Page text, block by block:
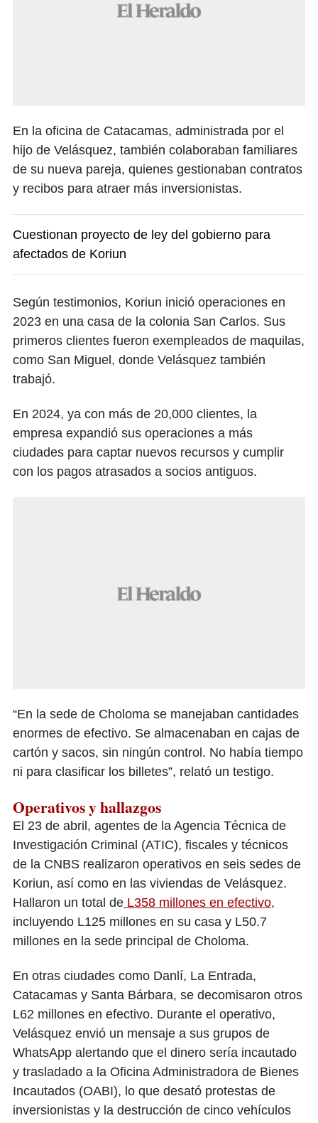
En la oficina de Catacamas, administrada por el
hijo de Velásquez, también colaboraban familiares
de su nueva pareja, quienes gestionaban contratos
y recibos para atraer más inversionistas.
Cuestionan proyecto de ley del gobierno para
afectados de Koriun
Según testimonios, Koriun inició operaciones en
2023 en una casa de la colonia San Carlos. Sus
primeros clientes fueron exempleados de maquilas,
como San Miguel, donde Velásquez también
trabajó.
En 2024, ya con más de 20,000 clientes, la
empresa expandió sus operaciones a más
ciudades para captar nuevos recursos y cumplir
con los pagos atrasados a socios antiguos.
“En la sede de Choloma se manejaban cantidades
enormes de efectivo. Se almacenaban en cajas de
cartón y sacos, sin ningún control. No había tiempo
ni para clasificar los billetes”, relató un testigo.
Operativos y hallazgos
El 23 de abril, agentes de la Agencia Técnica de
Investigación Criminal (ATIC), fiscales y técnicos
de la CNBS realizaron operativos en seis sedes de
Koriun, así como en las viviendas de Velásquez.
Hallaron un total de L358 millones en efectivo,
incluyendo L125 millones en su casa y L50.7
millones en la sede principal de Choloma.
En otras ciudades como Danlí, La Entrada,
Catacamas y Santa Bárbara, se decomisaron otros
L62 millones en efectivo. Durante el operativo,
Velásquez envió un mensaje a sus grupos de
WhatsApp alertando que el dinero sería incautado
y trasladado a la Oficina Administradora de Bienes
Incautados (OABI), lo que desató protestas de
inversionistas y la destrucción de cinco vehículos